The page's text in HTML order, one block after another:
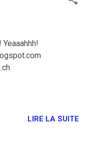
LIRE LA SUITE